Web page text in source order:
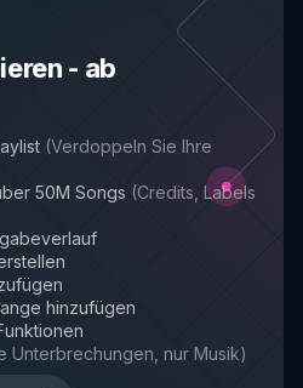
- ab
(Verdoppeln Sie Ihre
50M Songs (Credits, Labels
hinzufügen
Unterbrechungen, nur Musik)